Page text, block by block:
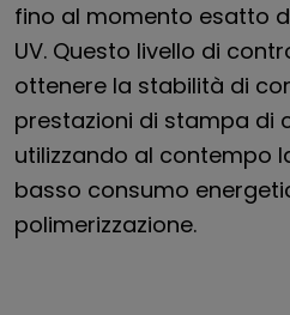
fino al momento esatto
UV. Questo livello di
ottenere la stabilità di
prestazioni di stampa di
utilizzando al contempo
basso consumo
polimerizzazione.